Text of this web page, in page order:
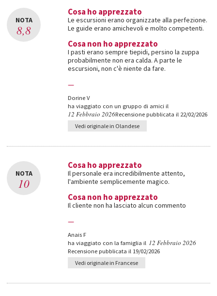
NOTA
8,8
Cosa ho apprezzato
Le escursioni erano organizzate alla perfezione.
Le guide erano amichevoli e molto competenti.
Cosa non ho apprezzato
I pasti erano sempre tiepidi, persino la zuppa
probabilmente non era calda. A parte le
escursioni, non c'è niente da fare.
—
Dorine V
ha viaggiato con un gruppo di amici il
12 Febbraio 2026Recensione pubblicata il 22/02/2026
Vedi originale in Olandese
NOTA
10
Cosa ho apprezzato
Il personale era incredibilmente attento,
l'ambiente semplicemente magico.
Cosa non ho apprezzato
Il cliente non ha lasciato alcun commento
—
Anais F
ha viaggiato con la famiglia il 12 Febbraio 2026
Recensione pubblicata il 19/02/2026
Vedi originale in Francese